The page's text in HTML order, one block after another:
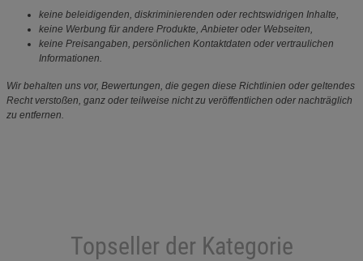
keine beleidigenden, diskriminierenden oder rechtswidrigen Inhalte,
keine Werbung für andere Produkte, Anbieter oder Webseiten,
keine Preisangaben, persönlichen Kontaktdaten oder vertraulichen
Informationen.
Wir behalten uns vor, Bewertungen, die gegen diese Richtlinien oder geltendes
Recht verstoßen, ganz oder teilweise nicht zu veröffentlichen oder nachträglich
zu entfernen.
Topseller der Kategorie